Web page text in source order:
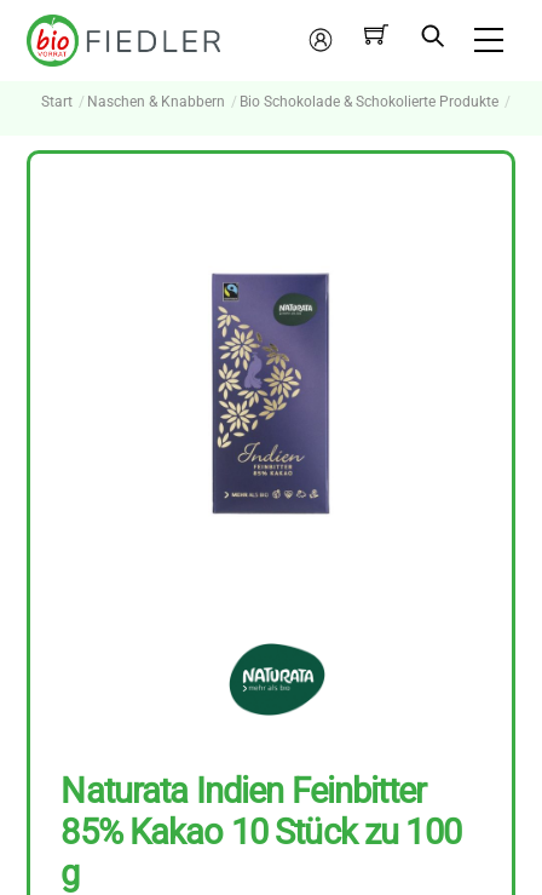
Skip
Mein
Konto
Start Naschen & Knabbern Bio Schokolade & Schokolierte Produkte
Naturata Indien Feinbitter
85% Kakao 10 Stück zu 100
g